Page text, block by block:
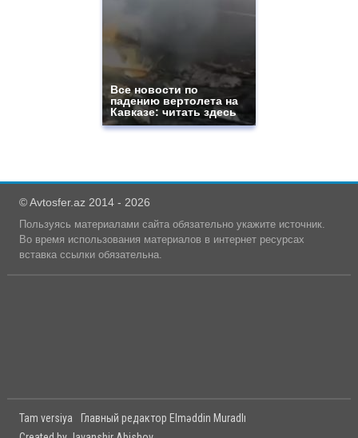
Все новости по
падению вертолета на
Кавказе: читать здесь
© Avtosfer.az 2014 - 2026
Пользуясь материалами сайта обязательно укажите источник.
Во время использования материалов в интернет ресурсах
вставка ссылки обязательна.
Tam versiya
Главный редактор Elməddin Muradlı